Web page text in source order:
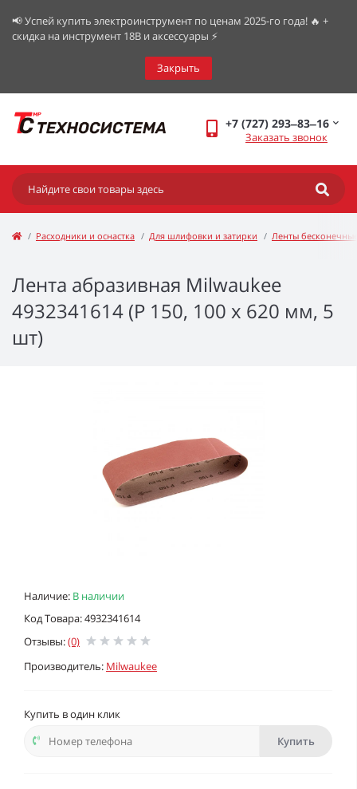
📢 Успей купить электроинструмент по ценам 2025-го года! 🔥 +
скидка на инструмент 18В и аксессуары ⚡️
Закрыть
+7 (727) 293‒83‒16
Заказать звонок
Расходники и оснастка Для шлифовки и затирки Ленты
Лента абразивная Milwaukee
4932341614 (P 150, 100 х 620 мм, 5
шт)
Наличие: В наличии
Код Товара: 4932341614
Отзывы:(0)
Производитель: Milwaukee
Купить в один клик
Купить